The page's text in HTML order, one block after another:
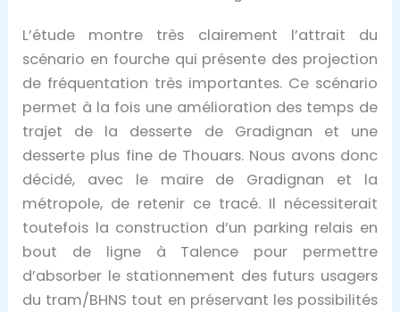
L’étude montre très clairement l’attrait du
scénario en fourche qui présente des projection
de fréquentation très importantes. Ce scénario
permet à la fois une amélioration des temps de
trajet de la desserte de Gradignan et une
desserte plus fine de Thouars. Nous avons donc
décidé, avec le maire de Gradignan et la
métropole, de retenir ce tracé. Il nécessiterait
toutefois la construction d’un parking relais en
bout de ligne à Talence pour permettre
d’absorber le stationnement des futurs usagers
du tram/BHNS tout en préservant les possibilités